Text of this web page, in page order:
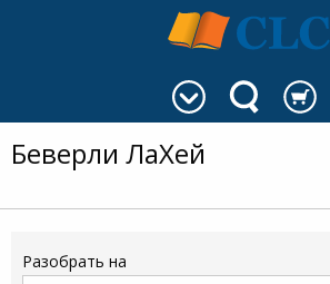
Беверли ЛаХей
Разобрать на